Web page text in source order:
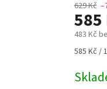
629 Kč
585
483 Kč
Měrná
585 Kč /